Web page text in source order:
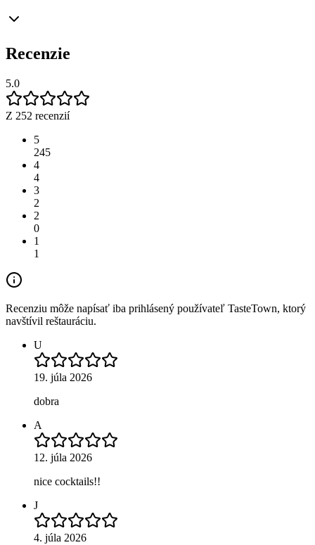
Recenzie
5.0
Z 252 recenzií
5
245
4
4
3
2
2
0
1
1
Recenziu môže napísať iba prihlásený používateľ TasteTown, ktorý
navštívil reštauráciu.
U
19. júla 2026
dobra
A
12. júla 2026
nice cocktails!!
J
4. júla 2026